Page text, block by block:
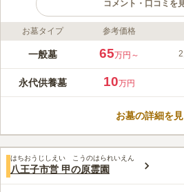
コメント・口コミを
ライフドット編集部のコメント
東京ゆりが丘苑は、中央自動車道
園を背にする都内ならではの都市
駅からバスも出ており、電車での
法要施設、休憩所を完備している
みんなの評価
3.5 口コミ2
20代男性
所有してる墓地の近くには農協の
供え物は買えるので手ぶらで墓地へ供養に行
るお店もあるのでほぼ農産物直売所で事足り
お墓タイプ 参考価格
一般墓 65万円～
永代供養墓 10万円
お墓の詳細を
はちおうじしえい こうのはられいえん
八王子市営 甲の原霊園